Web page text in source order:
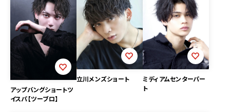
アップバングショートツ
イスパ【ツーブロ】
立川メンズショート
ミディアムセンターパー
ト